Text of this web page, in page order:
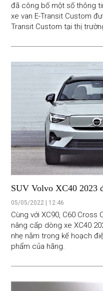
đã công bố một số thông
xe van E-Transit Custom
Transit Custom tại thị
SUV Volvo XC40 2023
05/05/2022 | 12:46
Cùng với XC90, C60 Cross
nâng cấp dòng xe XC40
nhẹ nằm trong kế hoạch
phẩm của hãng.